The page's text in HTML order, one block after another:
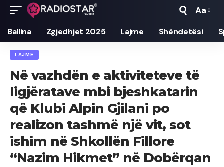
Font
Resizer
Aa
Ballina Zgjedhjet 2025 Lajme Shëndetësi
LAJME
Në vazhdën e aktiviteteve të
ligjëratave mbi bjeshkatarin
që Klubi Alpin Gjilani po
realizon tashmë një vit, sot
ishim në Shkollën Fillore
“Nazim Hikmet” në Dobërqan